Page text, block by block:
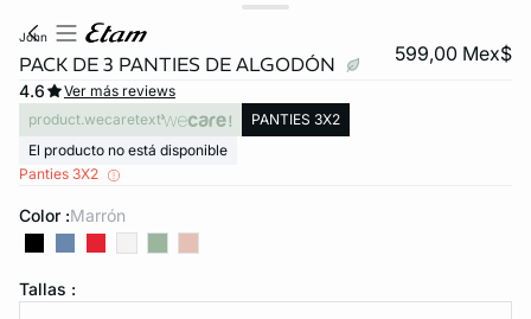
DE PANTIES
john
PACK DE 3 PANTIES DE ALGODÓN 599,00 Mex$
4.6
Ver más reviews
product.wecaretext
PANTIES 3X2
El producto no está disponible
Panties 3X2
Color : marrón
Tallas :